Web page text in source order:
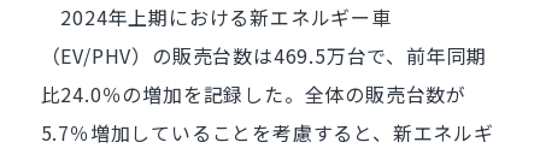
2024年上期における新エネルギー車
（EV/PHV）の販売台数は469.5万台で、前年同期
比24.0％の増加を記録した。全体の販売台数が
5.7％増加していることを考慮すると、新エネルギ